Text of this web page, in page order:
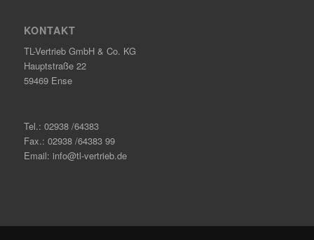
KONTAKT
TL-Vertrieb GmbH & Co. KG
Hauptstraße 22
59469 Ense
Tel.: 02938 /64383
Fax.: 02938 /64383 99
Email: info@tl-vertrieb.de